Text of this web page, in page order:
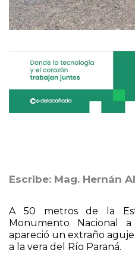
Escribe: Mag. Hernán
A 50 metros de la
Monumento Nacional
apareció un extraño
a la vera del Río Paraná.